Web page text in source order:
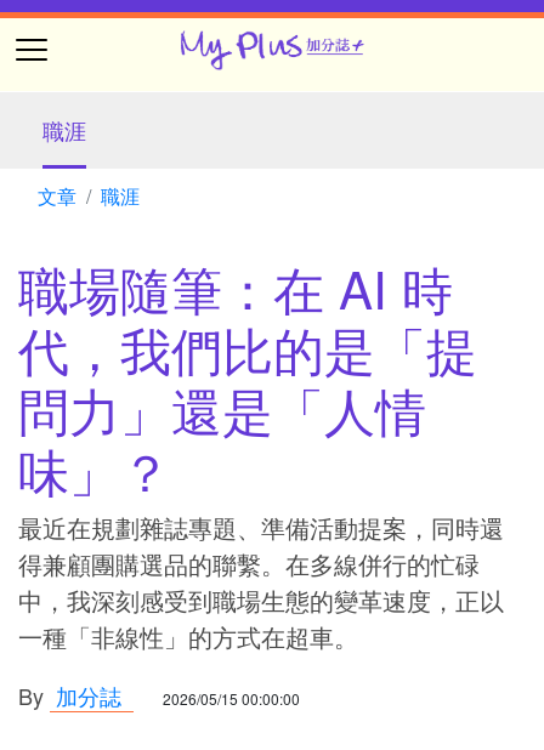
職涯
文章 職涯
職場隨筆：在 AI 時
代，我們比的是「提
問力」還是「人情
味」？
最近在規劃雜誌專題、準備活動提案，同時還
得兼顧團購選品的聯繫。在多線併行的忙碌
中，我深刻感受到職場生態的變革速度，正以
一種「非線性」的方式在超車。
By 加分誌 2026/05/15 00:00:00